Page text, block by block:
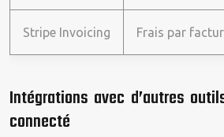
Stripe Invoicing Frais par
Intégrations avec d’autres
connecté